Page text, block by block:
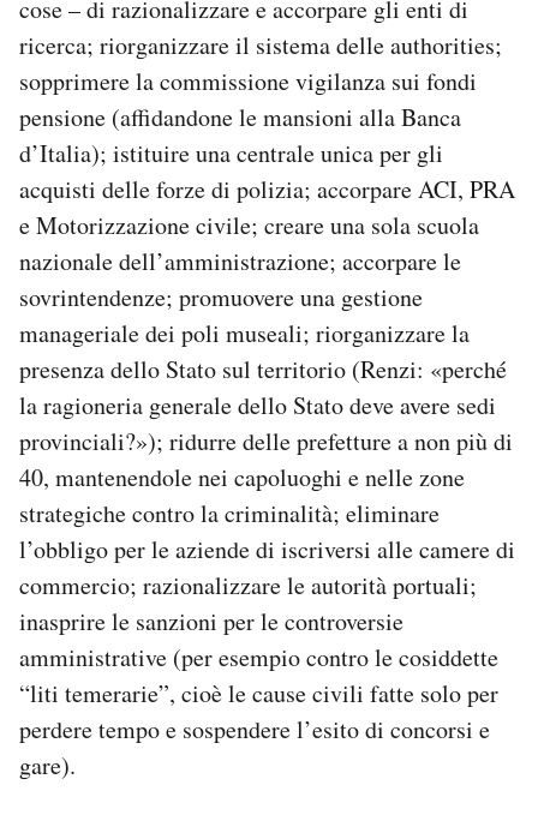
cose – di razionalizzare e accorpare gli enti di
ricerca; riorganizzare il sistema delle authorities;
sopprimere la commissione vigilanza sui fondi
pensione (affidandone le mansioni alla Banca
d’Italia); istituire una centrale unica per gli
acquisti delle forze di polizia; accorpare ACI, PRA
e Motorizzazione civile; creare una sola scuola
nazionale dell’amministrazione; accorpare le
sovrintendenze; promuovere una gestione
manageriale dei poli museali; riorganizzare la
presenza dello Stato sul territorio (Renzi: «perché
la ragioneria generale dello Stato deve avere sedi
provinciali?»); ridurre delle prefetture a non più di
40, mantenendole nei capoluoghi e nelle zone
strategiche contro la criminalità; eliminare
l’obbligo per le aziende di iscriversi alle camere di
commercio; razionalizzare le autorità portuali;
inasprire le sanzioni per le controversie
amministrative (per esempio contro le cosiddette
“liti temerarie”, cioè le cause civili fatte solo per
perdere tempo e sospendere l’esito di concorsi e
gare).